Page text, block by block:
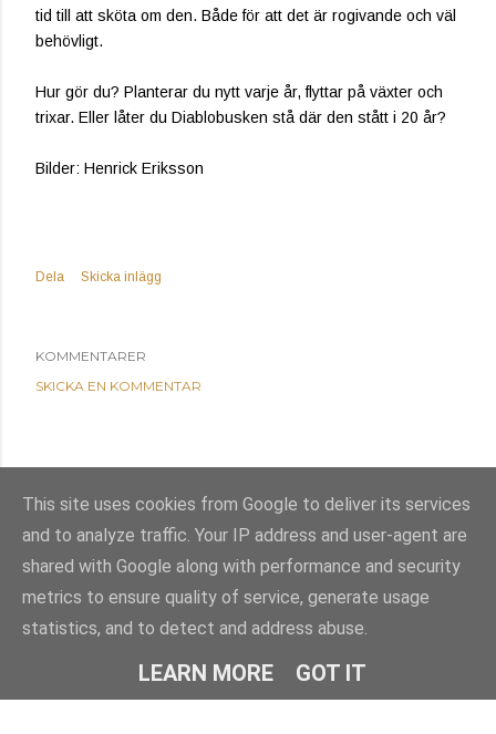
tid till att sköta om den. Både för att det är rogivande och väl
behövligt.
Hur gör du? Planterar du nytt varje år, flyttar på växter och
trixar. Eller låter du Diablobusken stå där den stått i 20 år?
Bilder: Henrick Eriksson
Dela Skicka inlägg
KOMMENTARER
SKICKA EN KOMMENTAR
Använder Blogger
This site uses cookies from Google to deliver its services
and to analyze traffic. Your IP address and user-agent are
shared with Google along with performance and security
metrics to ensure quality of service, generate usage
statistics, and to detect and address abuse.
LEARN MORE GOT IT